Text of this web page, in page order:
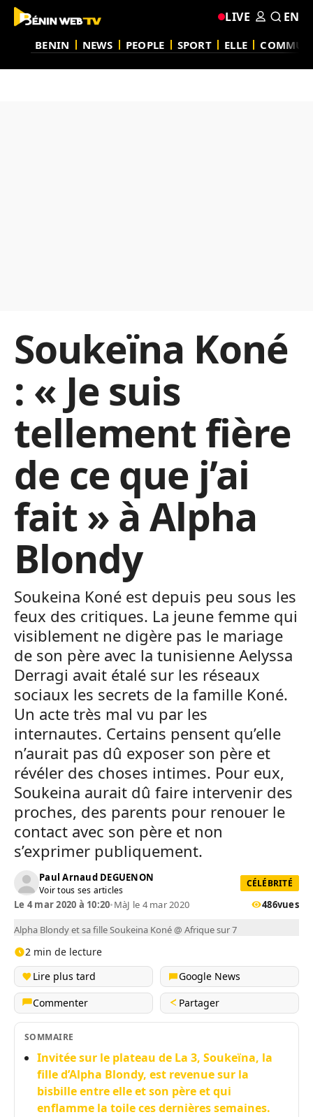
BENIN NEWS PEOPLE SPORT ELLE
LIVE EN
Soukeïna Koné
: « Je suis
tellement fière
de ce que j’ai
fait » à Alpha
Blondy
Soukeina Koné est depuis peu sous les
feux des critiques. La jeune femme qui
visiblement ne digère pas le mariage
de son père avec la tunisienne Aelyssa
Derragi avait étalé sur les réseaux
sociaux les secrets de la famille Koné.
Un acte très mal vu par les
internautes. Certains pensent qu’elle
n’aurait pas dû exposer son père et
révéler des choses intimes. Pour eux,
Soukeina aurait dû faire intervenir des
proches, des parents pour renouer le
contact avec son père et non
s’exprimer publiquement.
Paul Arnaud DEGUENON
Voir tous ses articles
CÉLÉBRITÉ
Le 4 mar 2020 à 10:20•MàJ le 4 mar 2020 486vues
Alpha Blondy et sa fille Soukeina Koné @ Afrique sur 7
2 min de lecture
Lire plus tard
Google News
Commenter
Partager
SOMMAIRE
Invitée sur le plateau de La 3, Soukeïna, la
fille d’Alpha Blondy, est revenue sur la
bisbille entre elle et son père et qui
enflamme la toile ces dernières semaines.